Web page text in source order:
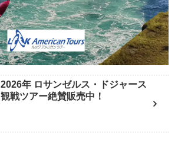
2026年 ロサンゼルス・ドジャース
観戦ツアー絶賛販売中！